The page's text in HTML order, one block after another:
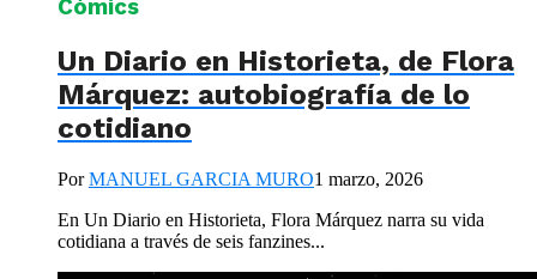
Cómics
Un Diario en Historieta, de Flora
Márquez: autobiografía de lo
cotidiano
PorMANUEL GARCIA MURO1 marzo, 2026
En Un Diario en Historieta, Flora Márquez narra su vida
cotidiana a través de seis fanzines...